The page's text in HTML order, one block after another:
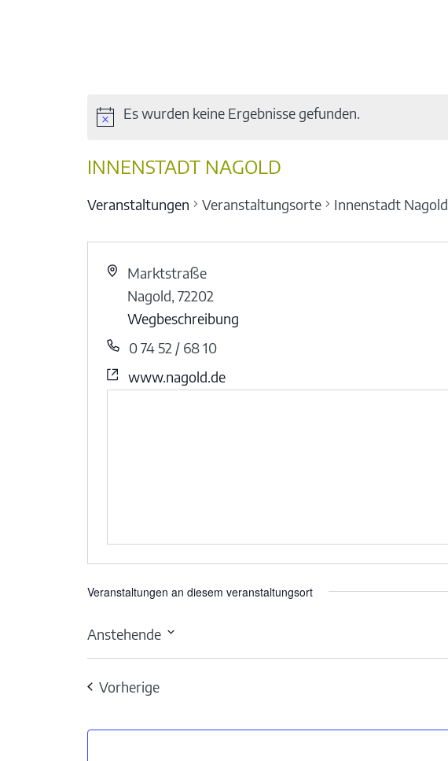
Es wurden keine Ergebnisse gefunden.
INNENSTADT NAGOLD
Veranstaltungen Veranstaltungsorte Innenstadt Nagold
Marktstraße
Nagold 72202
Wegbeschreibung
0 74 52 / 68 10
www.nagold.de
Veranstaltungen an diesem veranstaltungsort
Anstehende
Datum
VorherigeVeranstaltungen